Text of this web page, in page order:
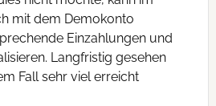
mit dem Demokonto
Einzahlungen und
Langfristig gesehen
Fall sehr viel erreicht